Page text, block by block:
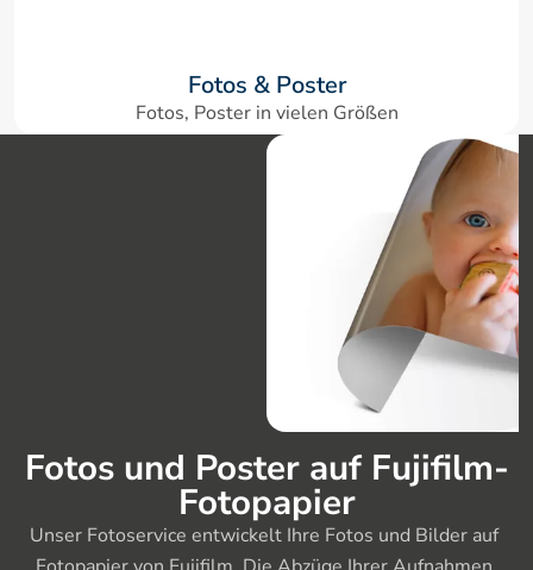
Fotos & Poster
Fotos, Poster in vielen Größen
Fotos und Poster auf Fujifilm-
Fotopapier
Unser Fotoservice entwickelt Ihre Fotos und Bilder auf